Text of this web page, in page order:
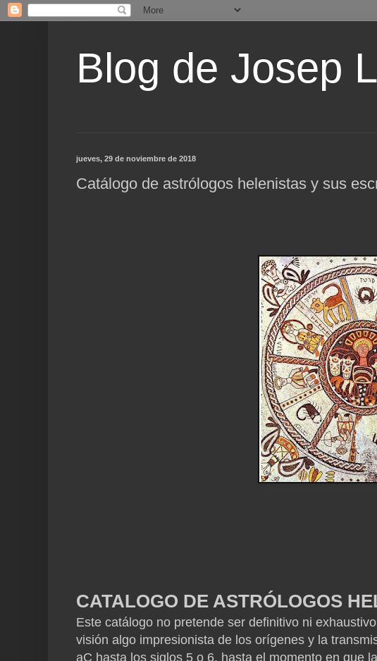
Blog de Josep
jueves, 29 de noviembre de 2018
Catálogo de astrólogos helenistas y sus
CATALOGO DE ASTRÓLOGOS
Este catálogo no pretende ser definitivo ni
visión algo impresionista de los orígenes y la
aC hasta los siglos 5 o 6, hasta el momento en que